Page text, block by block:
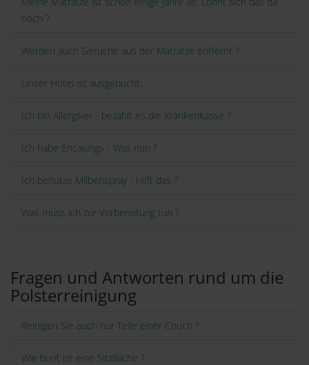
noch ?
Werden auch Gerüche aus der Matratze entfernt ?
Unser Hotel ist ausgebucht.
Ich bin Allergiker - bezahlt es die Krankenkasse ?
Ich habe Encasings - Was nun ?
Ich benutze Milbenspray - Hilft das ?
Was muss ich zur Vorbereitung tun ?
Fragen und Antworten rund um die
Polsterreinigung
Reinigen Sie auch nur Teile einer Couch ?
Wie breit ist eine Sitzfläche ?